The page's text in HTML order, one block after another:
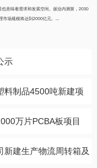
也意味着需求和发展空间。据业内测算，2030
市场规模将达到2000亿元。...
示
料制品4500吨新建项
万片PCBA板项目
新建生产物流周转箱及